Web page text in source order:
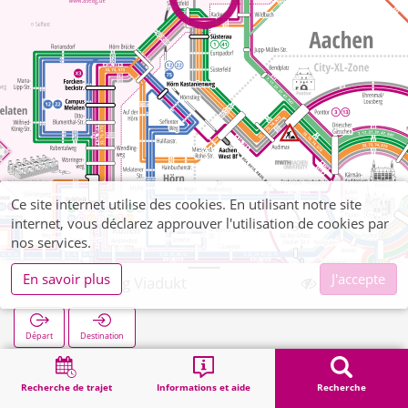
Recherche de trajet Informations et aide Recherche
Laurensberg Viadukt
Départ Destination
Démarrage Recherche Laurensberg Viadukt
Ce site internet utilise des cookies. En utilisant notre site
internet, vous déclarez approuver l'utilisation de cookies par
nos services.
En savoir plus
J'accepte